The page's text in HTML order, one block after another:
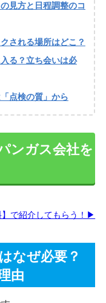
見方と日程調整のコ
される場所はどこ？
る？立ち会いは必
点検の質」から
ンガス会社を
で紹介してもらう！▶
なぜ必要？
由